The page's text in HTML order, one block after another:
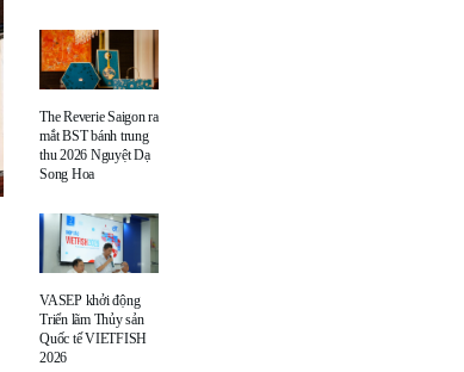
The Reverie Saigon ra
mắt BST bánh trung
thu 2026 Nguyệt Dạ
Song Hoa
VASEP khởi động
Triển lãm Thủy sản
Quốc tế VIETFISH
2026